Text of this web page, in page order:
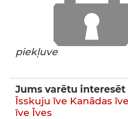
piekļuve
Jums varētu interesēt
Īsskuju īve Kanādas īve
īve Īves